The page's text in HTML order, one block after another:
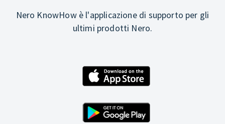
Nero KnowHow è l'applicazione di supporto per gli
ultimi prodotti Nero.